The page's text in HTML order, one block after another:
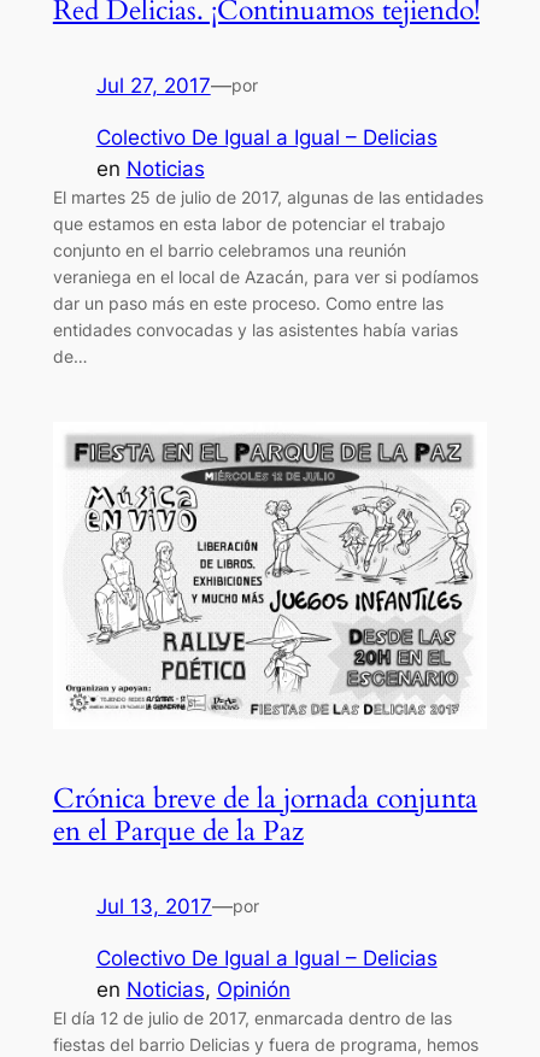
Red Delicias. ¡Continuamos tejiendo!
Jul 27, 2017—por
Colectivo De Igual a Igual – Delicias
en Noticias
El martes 25 de julio de 2017, algunas de las entidades
que estamos en esta labor de potenciar el trabajo
conjunto en el barrio celebramos una reunión
veraniega en el local de Azacán, para ver si podíamos
dar un paso más en este proceso. Como entre las
entidades convocadas y las asistentes había varias
de…
Crónica breve de la jornada conjunta
en el Parque de la Paz
Jul 13, 2017—por
Colectivo De Igual a Igual – Delicias
en Noticias, Opinión
El día 12 de julio de 2017, enmarcada dentro de las
fiestas del barrio Delicias y fuera de programa, hemos